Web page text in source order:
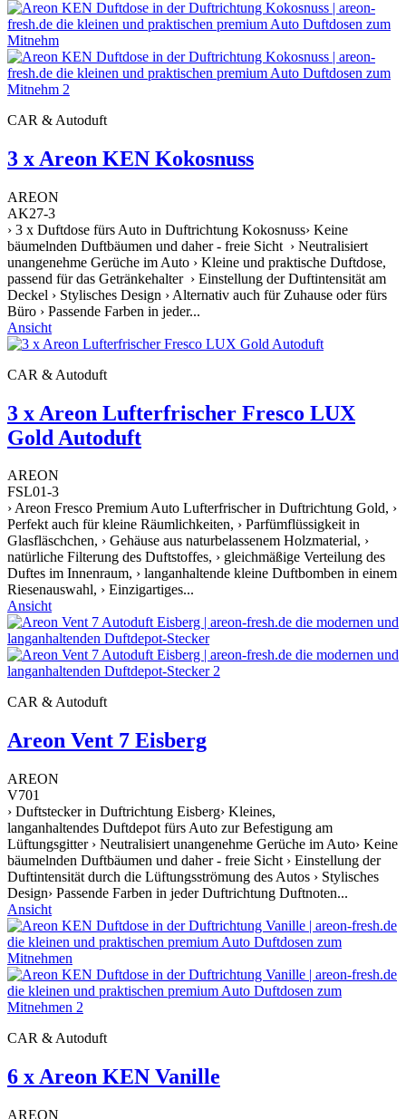
CAR & Autoduft
3 x Areon KEN Kokosnuss
AREON
AK27-3
› 3 x Duftdose fürs Auto in Duftrichtung Kokosnuss› Keine
bäumelnden Duftbäumen und daher - freie Sicht › Neutralisiert
unangenehme Gerüche im Auto › Kleine und praktische Duftdose,
passend für das Getränkehalter › Einstellung der Duftintensität am
Deckel › Stylisches Design › Alternativ auch für Zuhause oder fürs
Büro › Passende Farben in jeder...
Ansicht
CAR & Autoduft
3 x Areon Lufterfrischer Fresco LUX
Gold Autoduft
AREON
FSL01-3
› Areon Fresco Premium Auto Lufterfrischer in Duftrichtung Gold, ›
Perfekt auch für kleine Räumlichkeiten, › Parfümflüssigkeit in
Glasfläschchen, › Gehäuse aus naturbelassenem Holzmaterial, ›
natürliche Filterung des Duftstoffes, › gleichmäßige Verteilung des
Duftes im Innenraum, › langanhaltende kleine Duftbomben in einem
Riesenauswahl, › Einzigartiges...
Ansicht
CAR & Autoduft
Areon Vent 7 Eisberg
AREON
V701
› Duftstecker in Duftrichtung Eisberg› Kleines,
langanhaltendes Duftdepot fürs Auto zur Befestigung am
Lüftungsgitter › Neutralisiert unangenehme Gerüche im Auto› Keine
bäumelnden Duftbäumen und daher - freie Sicht › Einstellung der
Duftintensität durch die Lüftungsströmung des Autos › Stylisches
Design› Passende Farben in jeder Duftrichtung Duftnoten...
Ansicht
CAR & Autoduft
6 x Areon KEN Vanille
AREON